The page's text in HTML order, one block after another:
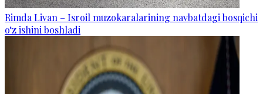
Rimda Livan – Isroil muzokaralarining navbatdagi bosqichi
o‘z ishini boshladi